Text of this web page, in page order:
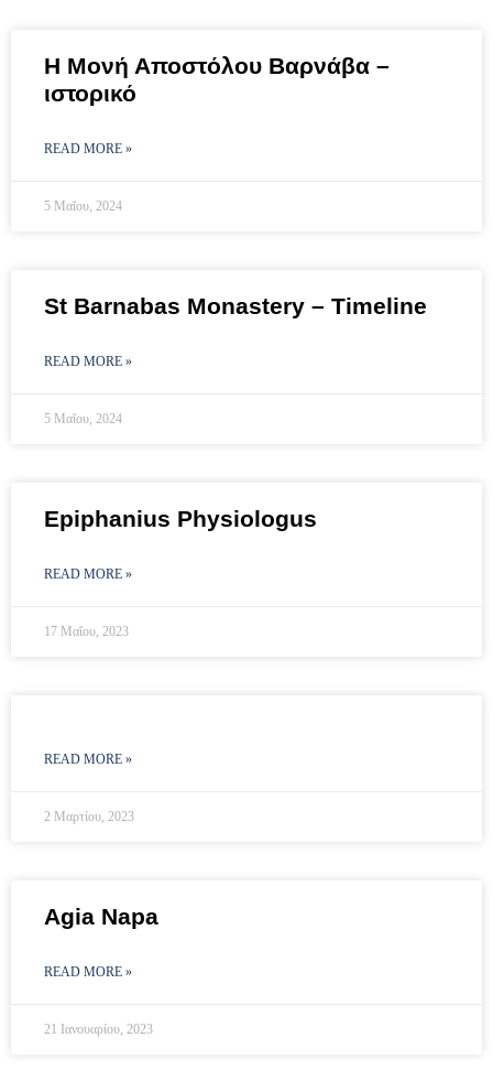
Η Μονή Αποστόλου Βαρνάβα –
ιστορικό
READ MORE »
5 Μαΐου, 2024
St Barnabas Monastery – Timeline
READ MORE »
5 Μαΐου, 2024
Epiphanius Physiologus
READ MORE »
17 Μαΐου, 2023
READ MORE »
2 Μαρτίου, 2023
Agia Napa
READ MORE »
21 Ιανουαρίου, 2023